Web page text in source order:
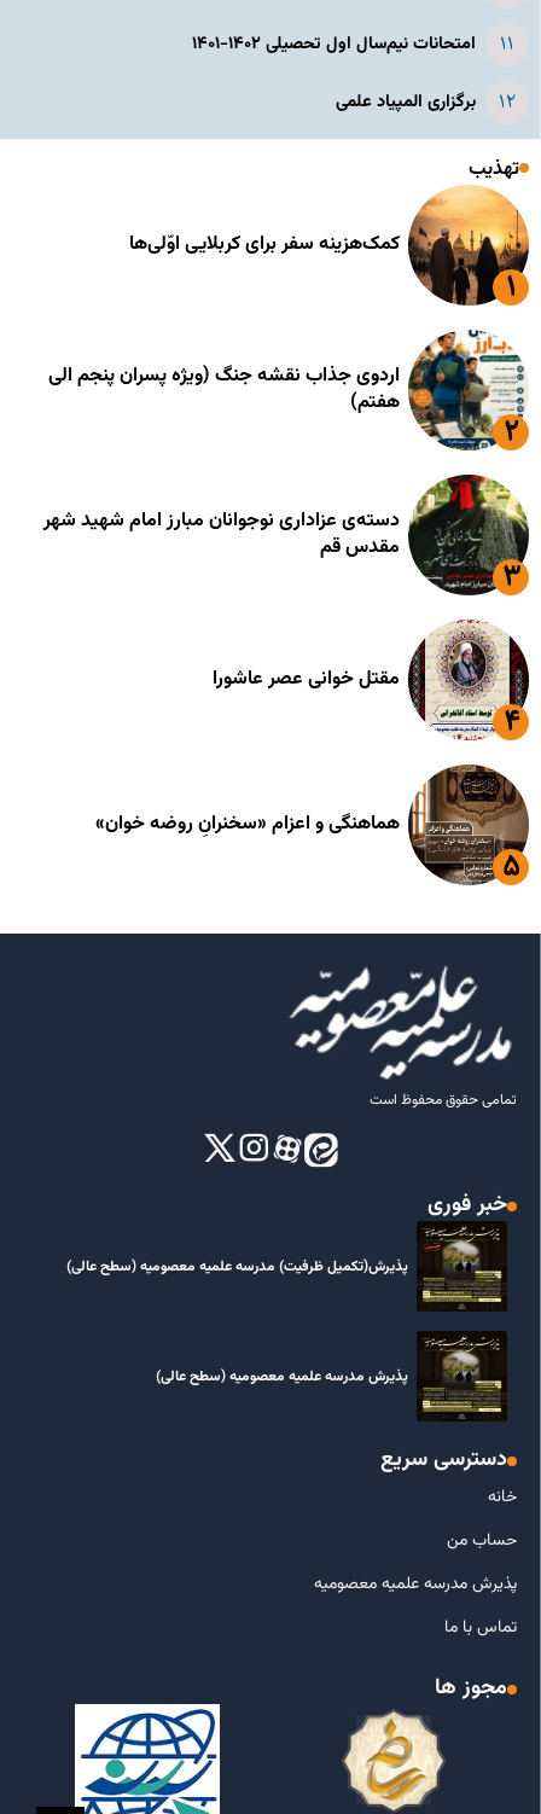
امتحانات نیم‌سال اول تحصیلی ۱۴۰۲-۱۴۰۱
برگزاری المپیاد علمی
تهذیب
کمک‌هزینه سفر برای کربلایی اوّلی‌ها
اردوی جذاب نقشه جنگ (ویژه پسران پنجم الی
هفتم)
دسته‌ی عزاداری نوجوانان مبارز امام شهید شهر
مقدس قم
مقتل خوانی عصر عاشورا
هماهنگی و اعزام «سخنرانِ روضه خوان»
تمامی حقوق محفوظ است
خبر فوری
پذیرش(تکمیل ظرفیت) مدرسه علمیه معصومیه‌ (سطح عالی)
پذیرش مدرسه علمیه معصومیه‌ (سطح عالی)
دسترسی سریع
خانه
حساب من
پذیرش مدرسه علمیه معصومیه
تماس با ما
مجوز ها